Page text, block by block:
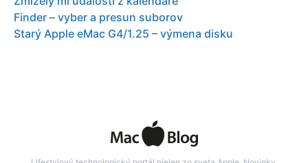
Finder – vyber a presun suborov
Starý Apple eMac G4/1.25 – výmena disku